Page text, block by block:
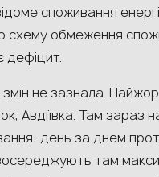
споживання
схему обмеження
дефіцит.
не зазнала.
Авдіївка. Там зараз
день за днем
там